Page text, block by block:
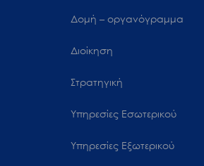
Δομή – οργανόγραμμα
Διοίκηση
Στρατηγική
Υπηρεσίες Εσωτερικού
Υπηρεσίες Εξωτερικού